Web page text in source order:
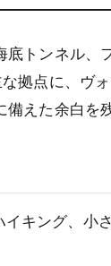
トンネル、
拠点に、ヴ
えた余白を
キング、小